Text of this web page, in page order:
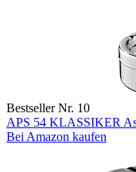
Bestseller Nr. 10
APS 54 KLASSIKER
Bei Amazon kaufen